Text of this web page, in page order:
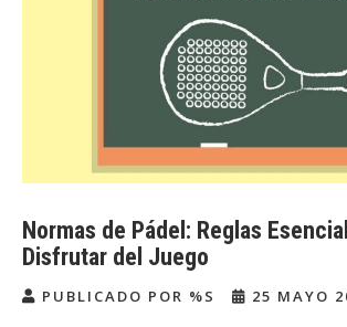
Normas de Pádel: Reglas
Disfrutar del Juego
PUBLICADO POR %S 25 MAYO